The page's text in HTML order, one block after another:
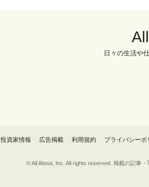
日々の生活や
投資家情報 広告掲載 利用規約 プライバシーポ
© All About, Inc. All rights reserved. 掲載の記事